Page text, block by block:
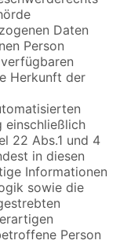
Daten
Person
Herkunft der
einschließlich
22 Abs.1 und 4
in diesen
Informationen
sowie die
Person